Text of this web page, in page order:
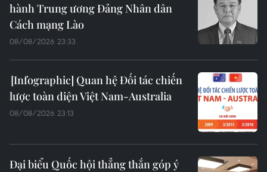
hành Trung ương Đảng Nhân dân
Cách mạng Lào
08/08/2026 23:33
Quan hệ Đối tác chiến
lược toàn diện Việt Nam-Australia
08/08/2026 23:13
Đại biểu Quốc hội thẳng thắn góp ý